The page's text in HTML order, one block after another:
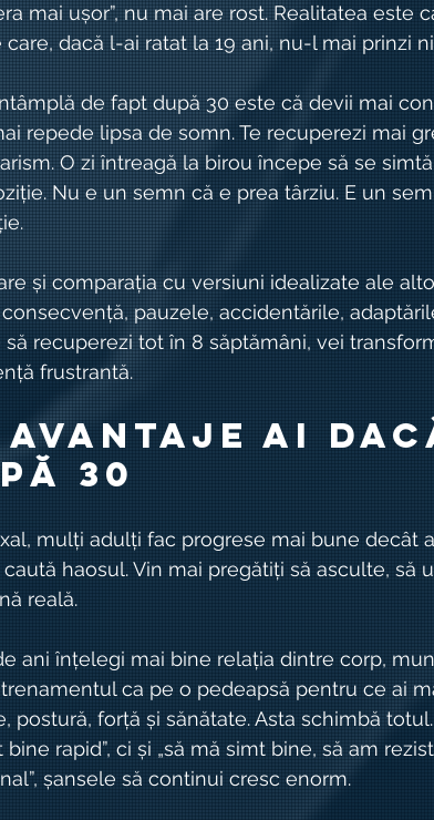
mai ușor”, nu mai are rost. Realitatea este
care, dacă l-ai ratat la 19 ani, nu-l mai prinzi
de fapt după 30 este că devii mai
repede lipsa de somn. Te recuperezi mai
O zi întreagă la birou începe să se
Nu e un semn că e prea târziu. E un
și comparația cu versiuni idealizate ale
pauzele, accidentările,
să recuperezi tot în 8 săptămâni, vei
frustrantă.
avantaje ai
30
mulți adulți fac progrese mai bune decât
haosul. Vin mai pregătiți să asculte, să
reală.
ani înțelegi mai bine relația dintre corp,
ca pe o pedeapsă pentru ce ai
postură, forță și sănătate. Asta schimbă
bine rapid”, ci și „să mă simt bine, să am
șansele să continui cresc enorm.